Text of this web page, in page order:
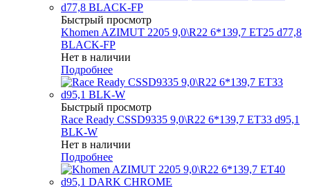
Быстрый просмотр
Khomen AZIMUT 2205 9,0\R22 6*139,7 ET25 d77,8
BLACK-FP
Нет в наличии
Подробнее
Быстрый просмотр
Race Ready CSSD9335 9,0\R22 6*139,7 ET33 d95,1
BLK-W
Нет в наличии
Подробнее